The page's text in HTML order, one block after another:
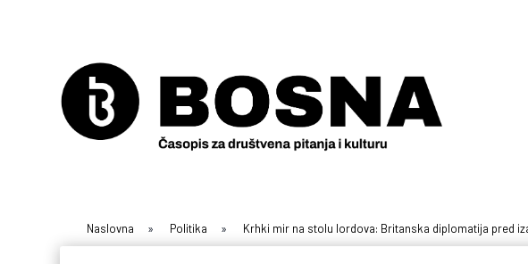
Naslovna » Politika » Krhki mir na stolu lordova: Britanska diplomatija pred